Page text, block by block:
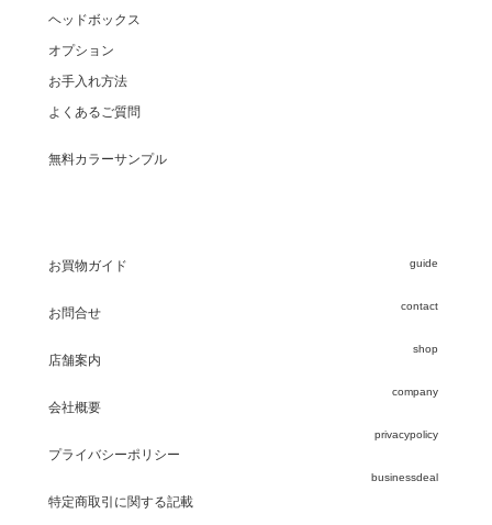
ヘッドボックス
オプション
お手入れ方法
よくあるご質問
無料カラーサンプル
お買物ガイド
お問合せ
店舗案内
会社概要
プライバシーポリシー
特定商取引に関する記載
guide
contact
shop
company
privacypolicy
businessdeal